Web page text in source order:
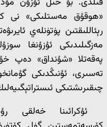
«ھوقۇق مەستلىكى» نى
مەزگىلىدىكى ئۇزۇنغا
پەقەتلا «شۇنداق» دەپ
تەسىرى، ئۇنىڭدىكى
چىقىرىشتىكى
ئۇكرائىنا خەلقى